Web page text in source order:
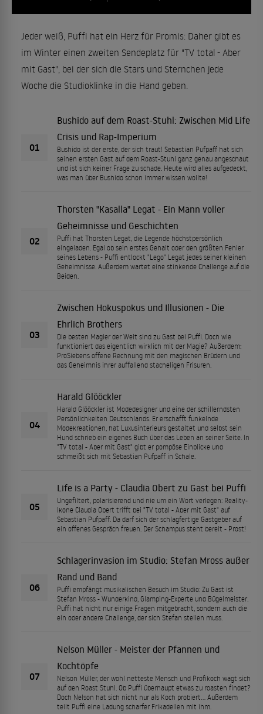
Jeder weiß, Puffi hat ein Herz für Promis: Daher gibt es
im Winter einen zweiten Sendeplatz für "TV total - Aber
mit Gast", bei der sich die Stars und Sternchen jede
Woche die Studioklinke in die Hand geben.
01
Bushido auf dem Roast-Stuhl: Zwischen Mid Life
Crisis und Rap-Imperium
Bushido ist der erste, der sich traut! Sebastian Pufpaff hat sich
seinen ersten Gast auf dem Roast-Stuhl ganz genau angeschaut
und ist sich keiner Frage zu schade. Heute wird alles aufgedeckt,
was man über Bushido schon immer wissen wollte!
02
Thorsten "Kasalla" Legat - Ein Mann voller
Geheimnisse und Geschichten
Puffi hat Thorsten Legat, die Legende höchstpersönlich
eingeladen. Egal ob sein erstes Gehalt oder den größten Fehler
seines Lebens - Puffi entlockt "Lego" Legat jedes seiner kleinen
Geheimnisse. Außerdem wartet eine stinkende Challenge auf die
Beiden.
03
Zwischen Hokuspokus und Illusionen - Die
Ehrlich Brothers
Die besten Magier der Welt sind zu Gast bei Puffi. Doch wie
funktioniert das eigentlich wirklich mit der Magie? Außerdem:
ProSiebens offene Rechnung mit den magischen Brüdern und
das Geheimnis ihrer auffallend stacheligen Frisuren.
04
Harald Glööckler
Harald Glööckler ist Modedesigner und eine der schillerndsten
Persönlichkeiten Deutschlands. Er erschafft funkelnde
Modekreationen, hat Luxusinterieurs gestaltet und selbst sein
Hund schrieb ein eigenes Buch über das Leben an seiner Seite. In
"TV total - Aber mit Gast" gibt er pompöse Einblicke und
schmeißt sich mit Sebastian Pufpaff in Schale.
05
Life is a Party - Claudia Obert zu Gast bei Puffi
Ungefiltert, polarisierend und nie um ein Wort verlegen: Reality-
Ikone Claudia Obert trifft bei "TV total - Aber mit Gast" auf
Sebastian Pufpaff. Da darf sich der schlagfertige Gastgeber auf
ein offenes Gespräch freuen. Der Schampus steht bereit - Prost!
06
Schlagerinvasion im Studio: Stefan Mross außer
Rand und Band
Puffi empfängt musikalischen Besuch im Studio: Zu Gast ist
Stefan Mross - Wunderkind, Glamping-Experte und Bügelmeister.
Puffi hat nicht nur einige Fragen mitgebracht, sondern auch die
ein oder andere Challenge, der sich Stefan stellen muss.
07
Nelson Müller - Meister der Pfannen und
Kochtöpfe
Nelson Müller, der wohl netteste Mensch und Profikoch wagt sich
auf den Roast Stuhl. Ob Puffi überhaupt etwas zu roasten findet?
Doch Nelson hat sich nicht nur als Koch probiert... Außerdem
teilt Puffi eine Ladung scharfer Frikadellen mit ihm.